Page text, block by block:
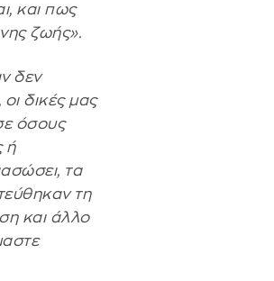
και πως
ζωής».
δεν
δικές μας
όσους
ή
τα
τη
και άλλο